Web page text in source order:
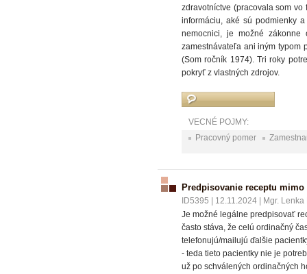
zdravotníctve (pracovala som
informáciu, aké sú podmienky
nemocnici, je možné
zamestnávateľa ani iným typom
(Som ročník 1974). Tri roky
pokryť z vlastných zdrojov.
VECNÉ POJMY:
Pracovný pomer
Predpisovanie receptu
ID5395 12.11.2024
Mgr.
Je možné legálne predpisovať
často stáva, že celú ordinačný
telefonujú/mailujú ďalšie
- teda tieto pacientky nie je
už po schválených ordinačných